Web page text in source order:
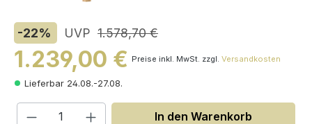
-22% UVP 1.578,70 €
1.239,00 € Preise inkl. MwSt. zzgl. Versandkosten
Lieferbar 24.08.-27.08.
Produkt Anzahl: Gib den
In den Warenkorb